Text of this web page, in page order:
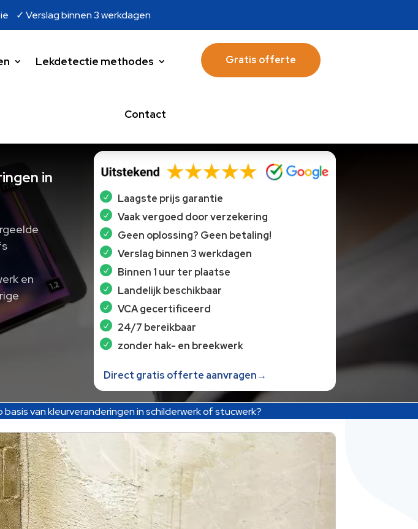
✓ Verslag binnen 3 werkdagen
Lekdetectie methodes
Contact
Gratis offerte
in
en
Laagste prijs garantie
Vaak vergoed door verzekering
Geen oplossing? Geen betaling!
Verslag binnen 3 werkdagen
Binnen 1 uur ter plaatse
Landelijk beschikbaar
VCA gecertificeerd
24/7 bereikbaar
zonder hak- en breekwerk
Direct gratis offerte aanvragen→
basis van kleurveranderingen in schilderwerk of stucwerk?